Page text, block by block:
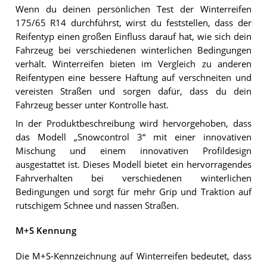
Wenn du deinen persönlichen Test der Winterreifen
175/65 R14 durchführst, wirst du feststellen, dass der
Reifentyp einen großen Einfluss darauf hat, wie sich dein
Fahrzeug bei verschiedenen winterlichen Bedingungen
verhält. Winterreifen bieten im Vergleich zu anderen
Reifentypen eine bessere Haftung auf verschneiten und
vereisten Straßen und sorgen dafür, dass du dein
Fahrzeug besser unter Kontrolle hast.
In der Produktbeschreibung wird hervorgehoben, dass
das Modell „Snowcontrol 3“ mit einer innovativen
Mischung und einem innovativen Profildesign
ausgestattet ist. Dieses Modell bietet ein hervorragendes
Fahrverhalten bei verschiedenen winterlichen
Bedingungen und sorgt für mehr Grip und Traktion auf
rutschigem Schnee und nassen Straßen.
M+S Kennung
Die M+S-Kennzeichnung auf Winterreifen bedeutet, dass